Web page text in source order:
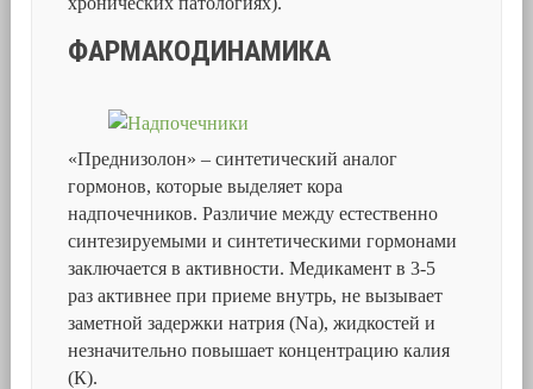
ФАРМАКОДИНАМИКА
«Преднизолон» – синтетический аналог
гормонов, которые выделяет кора
надпочечников. Различие между естественно
синтезируемыми и синтетическими гормонами
заключается в активности. Медикамент в 3-5
раз активнее при приеме внутрь, не вызывает
заметной задержки натрия (Na), жидкостей и
незначительно повышает концентрацию калия
(К).